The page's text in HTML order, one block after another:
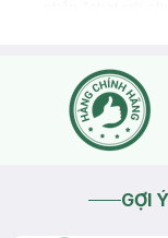
GỢI